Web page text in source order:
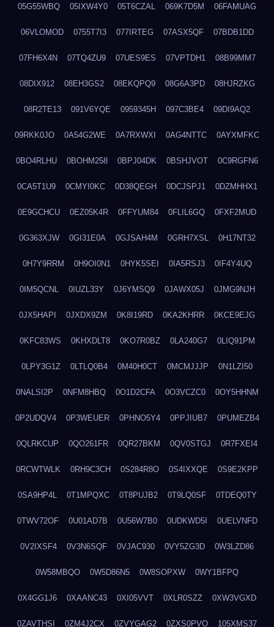
05G55WBQ 05IXW4Y0 05T6CZAL 069K7D5M 06FAMUAG
06VLOMOD 0755T7I3 077IRTEG 07ASX5QF 07BDB1DD
07FH6X4N 07TQ4ZU9 07UES9ES 07VPTDH1 08B99MM7
08DIX912 08EH3GS2 08EKQPQ9 08G6A3PD 08HJRZKG
08R2TE13 091V6YQE 0959345H 097C3BE4 09DI9AQ2
09RKK0JO 0A54G2WE 0A7RXWXI 0AG4NTTC 0AYXMFKC
0BO4RLHU 0BOHM258 0BPJ04DK 0BSHJVOT 0C9RGFN6
0CA5T1U9 0CMYI0KC 0D38QEGH 0DCJSPJ1 0DZMHHX1
0E9GCHCU 0EZ05K4R 0FFYUM84 0FLIL6GQ 0FXF2MUD
0G363XJW 0GI31E0A 0GJSAH4M 0GRH7XSL 0H17NT32
0H7Y9RRM 0H9OI0N1 0HYK5SEI 0IA5RSJ3 0IF4Y4UQ
0IM5QCNL 0IUZL33Y 0J6YMSQ9 0JAWX05J 0JMG9NJH
0JX5HAPI 0JXDX9ZM 0K8I19RD 0KA2KHRR 0KCE9EJG
0KFC83WS 0KHXDLT8 0KO7R0BZ 0LA240G7 0LIQ91PM
0LPY3G1Z 0LTLQ0B4 0M40H0CT 0MCMJJJP 0N1LZI50
0NALSI2P 0NFM8HBQ 0O1D2CFA 0O3VCZC0 0OY5HHNM
0P2UDQV4 0P3WEUER 0PHNO5Y4 0PPJIUB7 0PUMEZB4
0QLRKCUP 0QO261FR 0QR27BKM 0QV0STGJ 0R7FXEI4
0RCWTWLK 0RH9C3CH 0S284R8O 0S4IXXQE 0S9E2KPP
0SA9HP4L 0T1MPQXC 0T8PUJB2 0T9LQ0SF 0TDEQ0TY
0TWV72OF 0U01AD7B 0U56W7B0 0UDKWD5I 0UELVNFD
0V2IXSF4 0V3N6SQF 0VJAC930 0VY5ZG3D 0W3LZD86
0W58MBQO 0W5D86N5 0W8SOPXW 0WY1BFPQ
0X4GG1J6 0XAANC43 0XI05VVT 0XLR0SZZ 0XW3VGXD
0ZAVTHSI 0ZM4J2CX 0ZVYGAG2 0ZXS0PVO 105XMS37